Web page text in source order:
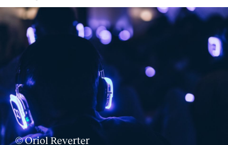
Clientes
© Oriol Reverter